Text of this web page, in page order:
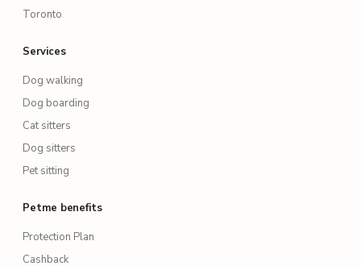
Toronto
Services
Dog walking
Dog boarding
Cat sitters
Dog sitters
Pet sitting
Petme benefits
Protection Plan
Cashback